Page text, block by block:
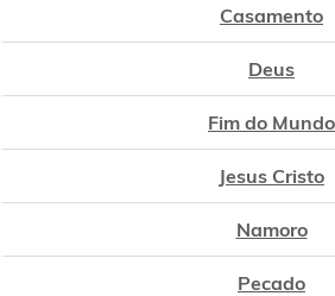
Casamento
Deus
Fim do Mundo
Jesus Cristo
Namoro
Pecado